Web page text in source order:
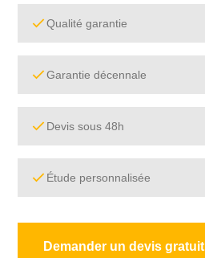
Qualité garantie
Garantie décennale
Devis sous 48h
Étude personnalisée
Demander un devis gratuit